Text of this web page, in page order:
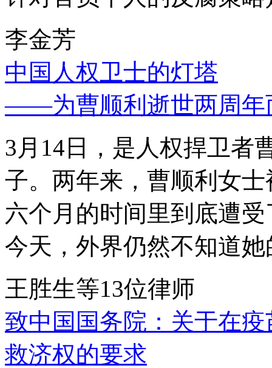
李金芳
中国人权卫士的灯塔
——为曹顺利逝世两周年
3月14日，是人权捍卫者
子。两年来，曹顺利女
六个月的时间里到底遭
今天，外界仍然不知道
王胜生等13位律师
致中国国务院：关于在
救济权的要求